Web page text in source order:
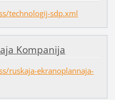
technologij-sdp.xml
Kompanija
ruskaja-ekranoplannaja-